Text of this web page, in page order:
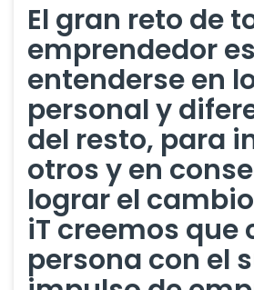
El gran reto de
emprendedor es
entenderse en
personal y
del resto, para
otros y en
lograr el
iT creemos que
persona con el